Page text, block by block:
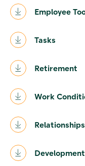
Employee
Tasks
Retirement
Work
Relationships
Development